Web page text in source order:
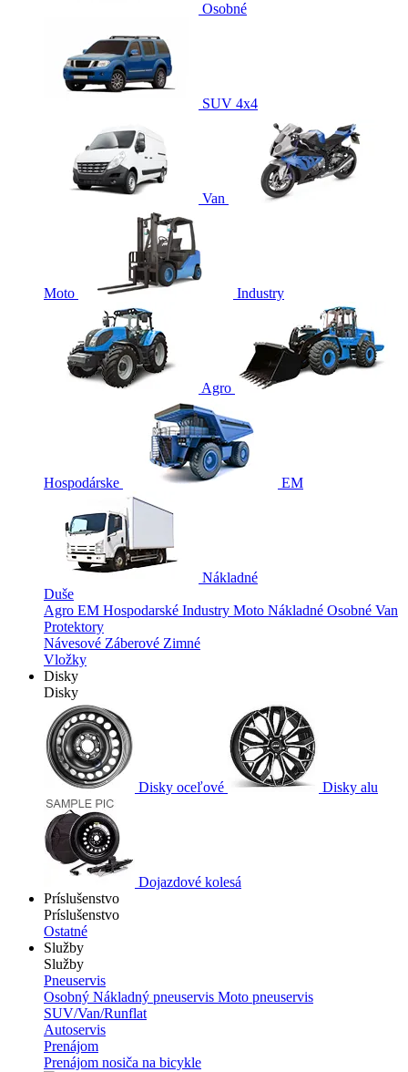
Osobné
SUV 4x4
Van
Moto Industry
Agro
Hospodárske EM
Nákladné
Duše
Agro EM Hospodarské Industry Moto Nákladné Osobné Van
Protektory
Návesové Záberové Zimné
Vložky
Disky
Disky
Disky oceľové Disky alu
Dojazdové kolesá
Príslušenstvo
Príslušenstvo
Ostatné
Služby
Služby
Pneuservis
Osobný Nákladný pneuservis Moto pneuservis
SUV/Van/Runflat
Autoservis
Prenájom
Prenájom nosiča na bicykle